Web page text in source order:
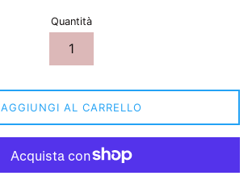
Quantità
AGGIUNGI AL CARRELLO